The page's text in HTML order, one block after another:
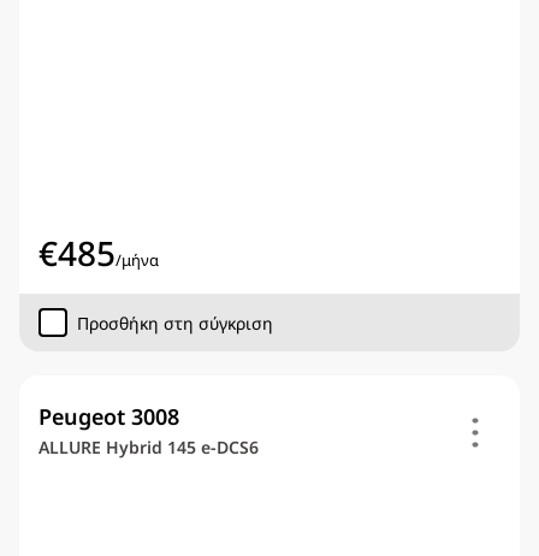
€485/μήνα
Προσθήκη στη σύγκριση
Peugeot 3008
ALLURE Hybrid 145 e-DCS6